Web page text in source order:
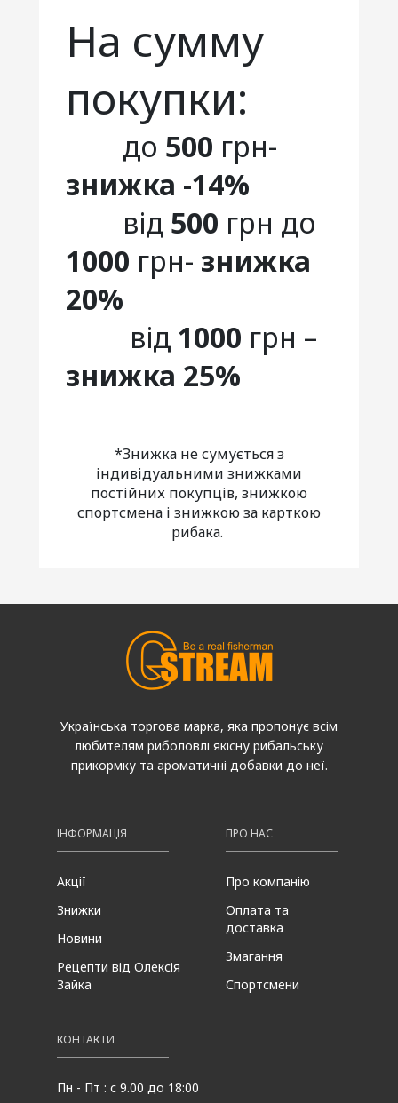
На сумму
покупки:
до 500 грн-
знижка -14%
від 500 грн до
1000 грн- знижка
20%
від 1000 грн –
знижка 25%
*Знижка не сумується з
індивідуальними знижками
постійних покупців, знижкою
спортсмена і знижкою за карткою
рибака.
Українська торгова марка, яка пропонує всім
любителям риболовлі якісну рибальську
прикормку та ароматичні добавки до неї.
ІНФОРМАЦІЯ
Акції
Знижки
Новини
Рецепти від Олексія
Зайка
ПРО НАС
Про компанію
Оплата та
доставка
Змагання
Спортсмени
КОНТАКТИ
Пн - Пт : с 9.00 до 18:00